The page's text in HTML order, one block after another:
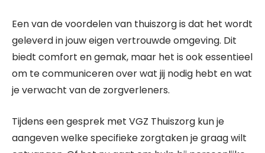
Een van de voordelen van thuiszorg is dat het wordt
geleverd in jouw eigen vertrouwde omgeving. Dit
biedt comfort en gemak, maar het is ook essentieel
om te communiceren over wat jij nodig hebt en wat
je verwacht van de zorgverleners.
Tijdens een gesprek met VGZ Thuiszorg kun je
aangeven welke specifieke zorgtaken je graag wilt